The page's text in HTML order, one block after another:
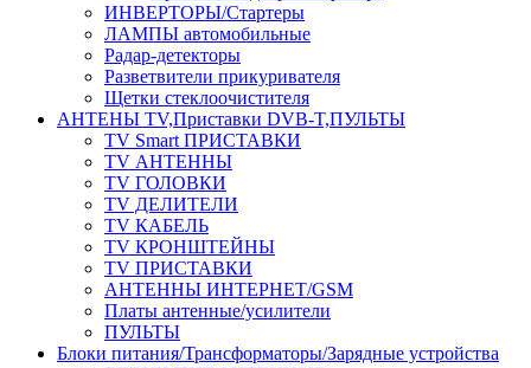
ИНВЕРТОРЫ/Стартеры
ЛАМПЫ автомобильные
Радар-детекторы
Разветвители прикуривателя
Щетки стеклоочистителя
АНТЕНЫ ТV,Приставки DVB-T,ПУЛЬТЫ
TV Smart ПРИСТАВКИ
TV АНТЕННЫ
TV ГОЛОВКИ
TV ДЕЛИТЕЛИ
TV КАБЕЛЬ
TV КРОНШТЕЙНЫ
TV ПРИСТАВКИ
АНТЕННЫ ИНТЕРНЕТ/GSM
Платы антенные/усилители
ПУЛЬТЫ
Блоки питания/Трансформаторы/Зарядные устройства